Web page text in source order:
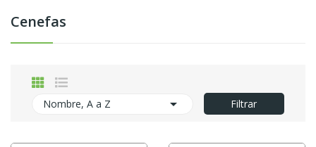
Cenefas
Nombre, A a Z  Filtrar